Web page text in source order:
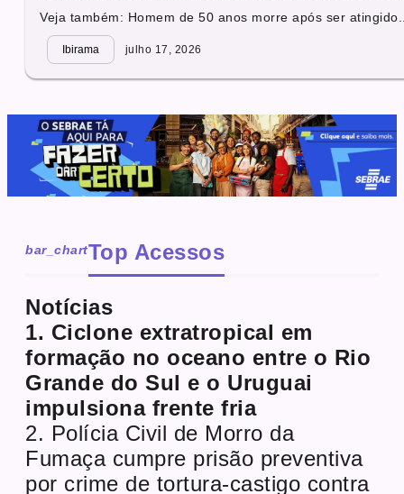
Veja também: Homem de 50 anos morre após ser
Ibirama julho 17, 2026
bar_chartTop Acessos
Notícias
1. Ciclone extratropical em
formação no oceano entre o Rio
Grande do Sul e o Uruguai
impulsiona frente fria
2. Polícia Civil de Morro da
Fumaça cumpre prisão preventiva
por crime de tortura-castigo contra